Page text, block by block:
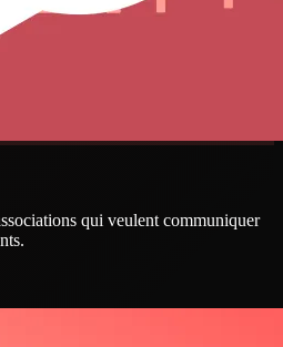
qui veulent communiquer